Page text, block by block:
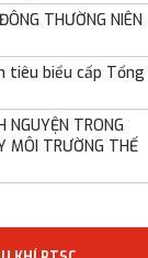
THƯỜNG NIÊN
tiêu biểu cấp Tổng
NGUYỆN TRONG
MÔI TRƯỜNG THẾ